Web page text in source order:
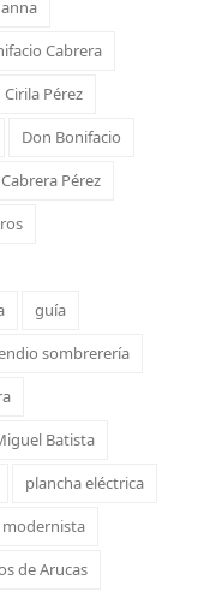
Cabrera
Cirila Pérez
Don Bonifacio
Pérez
guía
sombrerería
Batista
plancha eléctrica
modernista
de Arucas